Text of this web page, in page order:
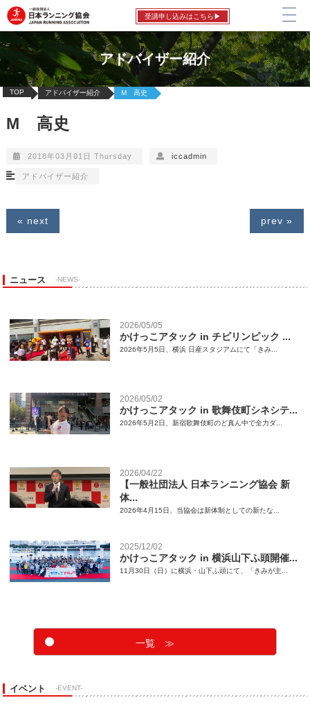
受講申し込みはこちら▶
アドバイザー紹介
TOP アドバイザー紹介 M 高史
M 高史
2018年03月01日 Thursday iccadmin
アドバイザー紹介
« next prev »
ニュース -NEWS-
2026/05/05
かけっこアタック in チビリンピック ...
2026年5月5日、横浜 日産スタジアムにて「きみ...
2026/05/02
かけっこアタック in 歌舞伎町シネシテ...
2026年5月2日、新宿歌舞伎町のど真ん中で全力ダ...
2026/04/22
【一般社団法人 日本ランニング協会 新
体...
2026年4月15日、当協会は新体制としての新たな...
2025/12/02
かけっこアタック in 横浜山下ふ頭開催...
11月30日（日）に横浜・山下ふ頭にて、「きみが主...
一覧 ≫
イベント -EVENT-